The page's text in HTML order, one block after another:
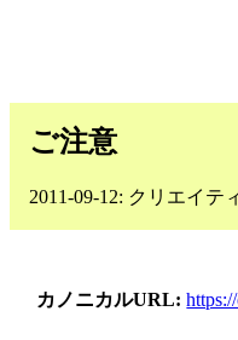
ご注意
2011-09-12: クリエイテ
カノニカルURL